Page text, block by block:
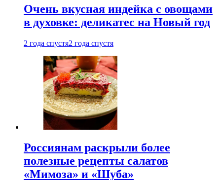
Очень вкусная индейка с овощами
в духовке: деликатес на Новый год
2 года спустя2 года спустя
Россиянам раскрыли более
полезные рецепты салатов
«Мимоза» и «Шуба»